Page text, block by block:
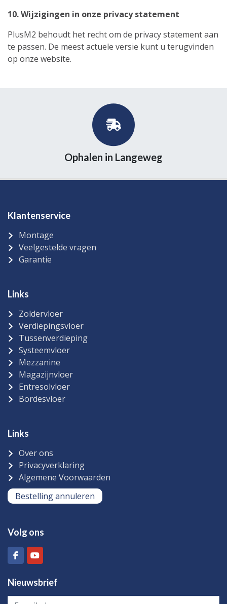
10. Wijzigingen in onze privacy statement
PlusM2 behoudt het recht om de privacy statement aan
te passen. De meest actuele versie kunt u terugvinden
op onze website.
Ophalen in Langeweg
Klantenservice
Montage
Veelgestelde vragen
Garantie
Links
Zoldervloer
Verdiepingsvloer
Tussenverdieping
Systeemvloer
Mezzanine
Magazijnvloer
Entresolvloer
Bordesvloer
Links
Over ons
Privacyverklaring
Algemene Voorwaarden
Bestelling annuleren
Volg ons
Nieuwsbrief